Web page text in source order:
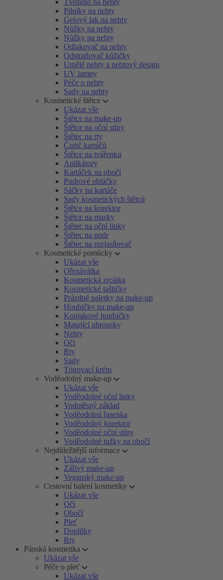
Tvrdidlo na nehty
Pilníky na nehty
Gelový lak na nehty
Nůžky na nehty
Nůžky na nehty
Odlakovač na nehty
Odstraňovač kůžičky
Umělé nehty a nehtový design
UV lampy
Péče o nehty
Sady na nehty
Kosmetické štětce
Ukázat vše
Štětce na make-up
Štětce na oční stíny
Štětec na rty
Čistič kartáčů
Štětce na tvářenku
Aplikátory
Kartáček na obočí
Pudrové obláčky
Sáčky na kartáče
Sady kosmetických štětců
Štětce na korektor
Štětce na masky
Štětec na oční linky
Štětec na pudr
Štětec na rozjasňovač
Kosmetické pomůcky
Ukázat vše
Ořezávátka
Kosmetická zrcátka
Kosmetické taštičky
Prázdné paletky na make-up
Houbičky na make-up
Konjakové houbičky
Matující ubrousky
Nehty
Oči
Rty
Sady
Tónovací krém
Voděodolný make-up
Ukázat vše
Voděodolné oční linky
Vodotěsný základ
Voděodolná řasenka
Voděodolný korektor
Voděodolné oční stíny
Voděodolné tužky na obočí
Nejdůležitější informace
Ukázat vše
Zářivý make-up
Veganský make-up
Cestovní balení kosmetiky
Ukázat vše
Oči
Obočí
Pleť
Doplňky
Rty
Pánská kosmetika
Ukázat vše
Péče o pleť
Ukázat vše